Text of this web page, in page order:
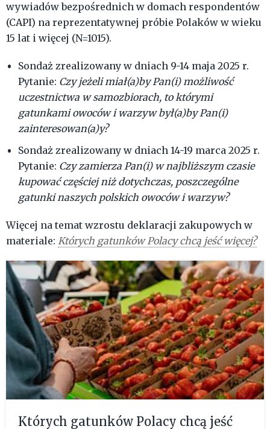
wywiadów bezpośrednich w domach respondentów
(CAPI) na reprezentatywnej próbie Polaków w wieku
15 lat i więcej (N=1015).
Sondaż zrealizowany w dniach 9-14 maja 2025 r.
Pytanie: Czy jeżeli miał(a)by Pan(i) możliwość
uczestnictwa w samozbiorach, to którymi
gatunkami owoców i warzyw był(a)by Pan(i)
zainteresowan(a)y?
Sondaż zrealizowany w dniach 14-19 marca 2025 r.
Pytanie: Czy zamierza Pan(i) w najbliższym czasie
kupować częściej niż dotychczas, poszczególne
gatunki naszych polskich owoców i warzyw?
Więcej na temat wzrostu deklaracji zakupowych w
materiale: Których gatunków Polacy chcą jeść więcej?
Których gatunków Polacy chcą jeść